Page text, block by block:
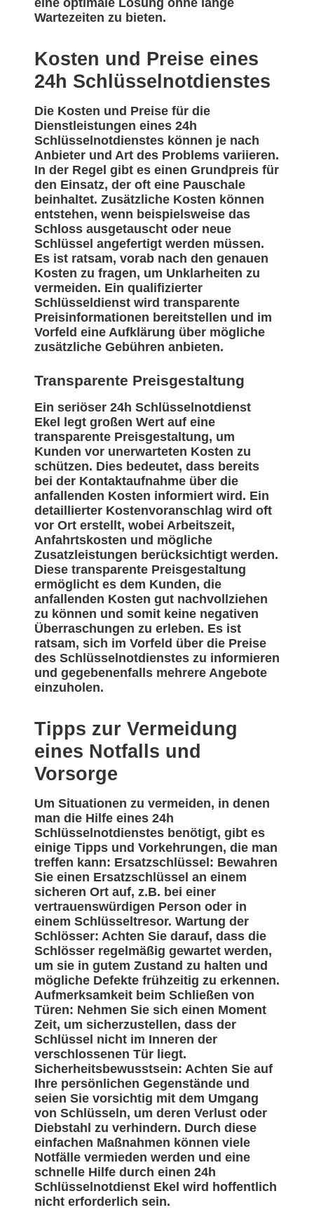
eine optimale Lösung ohne lange
Wartezeiten zu bieten.
Kosten und Preise eines
24h Schlüsselnotdienstes
Die Kosten und Preise für die
Dienstleistungen eines 24h
Schlüsselnotdienstes können je nach
Anbieter und Art des Problems variieren.
In der Regel gibt es einen Grundpreis für
den Einsatz, der oft eine Pauschale
beinhaltet. Zusätzliche Kosten können
entstehen, wenn beispielsweise das
Schloss ausgetauscht oder neue
Schlüssel angefertigt werden müssen.
Es ist ratsam, vorab nach den genauen
Kosten zu fragen, um Unklarheiten zu
vermeiden. Ein qualifizierter
Schlüsseldienst wird transparente
Preisinformationen bereitstellen und im
Vorfeld eine Aufklärung über mögliche
zusätzliche Gebühren anbieten.
Transparente Preisgestaltung
Ein seriöser 24h Schlüsselnotdienst
Ekel legt großen Wert auf eine
transparente Preisgestaltung, um
Kunden vor unerwarteten Kosten zu
schützen. Dies bedeutet, dass bereits
bei der Kontaktaufnahme über die
anfallenden Kosten informiert wird. Ein
detaillierter Kostenvoranschlag wird oft
vor Ort erstellt, wobei Arbeitszeit,
Anfahrtskosten und mögliche
Zusatzleistungen berücksichtigt werden.
Diese transparente Preisgestaltung
ermöglicht es dem Kunden, die
anfallenden Kosten gut nachvollziehen
zu können und somit keine negativen
Überraschungen zu erleben. Es ist
ratsam, sich im Vorfeld über die Preise
des Schlüsselnotdienstes zu informieren
und gegebenenfalls mehrere Angebote
einzuholen.
Tipps zur Vermeidung
eines Notfalls und
Vorsorge
Um Situationen zu vermeiden, in denen
man die Hilfe eines 24h
Schlüsselnotdienstes benötigt, gibt es
einige Tipps und Vorkehrungen, die man
treffen kann: Ersatzschlüssel: Bewahren
Sie einen Ersatzschlüssel an einem
sicheren Ort auf, z.B. bei einer
vertrauenswürdigen Person oder in
einem Schlüsseltresor. Wartung der
Schlösser: Achten Sie darauf, dass die
Schlösser regelmäßig gewartet werden,
um sie in gutem Zustand zu halten und
mögliche Defekte frühzeitig zu erkennen.
Aufmerksamkeit beim Schließen von
Türen: Nehmen Sie sich einen Moment
Zeit, um sicherzustellen, dass der
Schlüssel nicht im Inneren der
verschlossenen Tür liegt.
Sicherheitsbewusstsein: Achten Sie auf
Ihre persönlichen Gegenstände und
seien Sie vorsichtig mit dem Umgang
von Schlüsseln, um deren Verlust oder
Diebstahl zu verhindern. Durch diese
einfachen Maßnahmen können viele
Notfälle vermieden werden und eine
schnelle Hilfe durch einen 24h
Schlüsselnotdienst Ekel wird hoffentlich
nicht erforderlich sein.